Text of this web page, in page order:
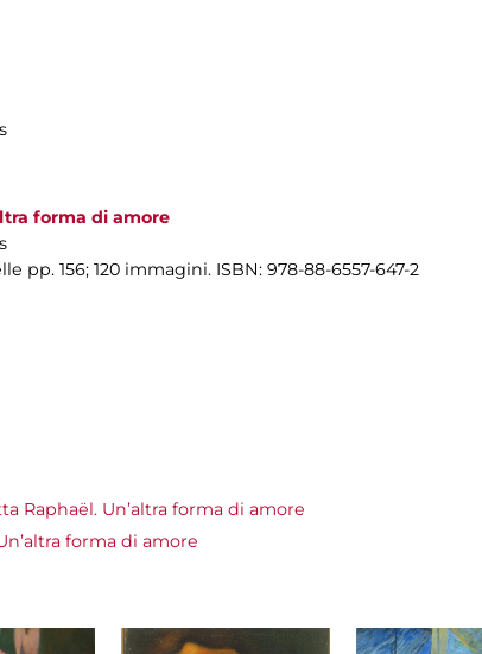
forma di amore
pp. 156; 120 immagini. ISBN: 978-88-6557-647-2
Raphaël. Un’altra forma di amore
forma di amore